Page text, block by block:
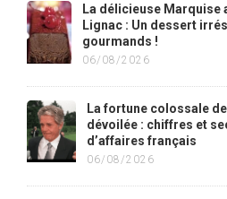
La délicieuse Marquise
Lignac : Un dessert
gourmands !
06/08/2026
La fortune colossale
dévoilée : chiffres et
d’affaires français
06/08/2026